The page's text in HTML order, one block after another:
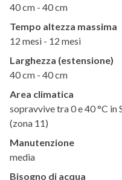
40 cm - 40 cm
Tempo altezza massima
12 mesi - 12 mesi
Larghezza (estensione)
40 cm - 40 cm
Area climatica
sopravvive tra 0 e 40 °C in
(zona 11)
Manutenzione
media
Bisogno di acqua